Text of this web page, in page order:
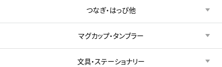
つなぎ・はっぴ他
マグカップ・タンブラー
文具・ステーショナリー